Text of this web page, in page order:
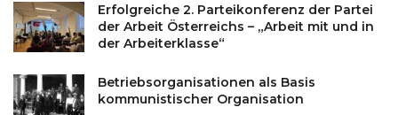
Erfolgreiche 2. Parteikonferenz der Partei
der Arbeit Österreichs – „Arbeit mit und in
der Arbeiterklasse“
Betriebsorganisationen als Basis
kommunistischer Organisation